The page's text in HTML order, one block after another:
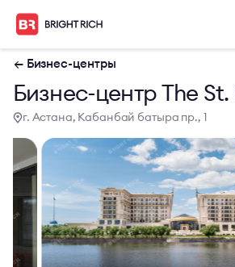
← Бизнес-центры
Бизнес-центр The St.
г. Астана, Кабанбай батыра пр., 1